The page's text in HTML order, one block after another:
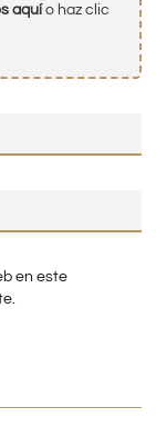
aquío haz clic
en este